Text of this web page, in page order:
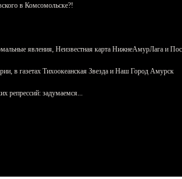
в Комсомольске?!
явления, Неизвестная карта НижнеАмурЛага и
в газетах Тихоокеанская Звезда и Наш Город Амурск
репрессий: задумаемся...